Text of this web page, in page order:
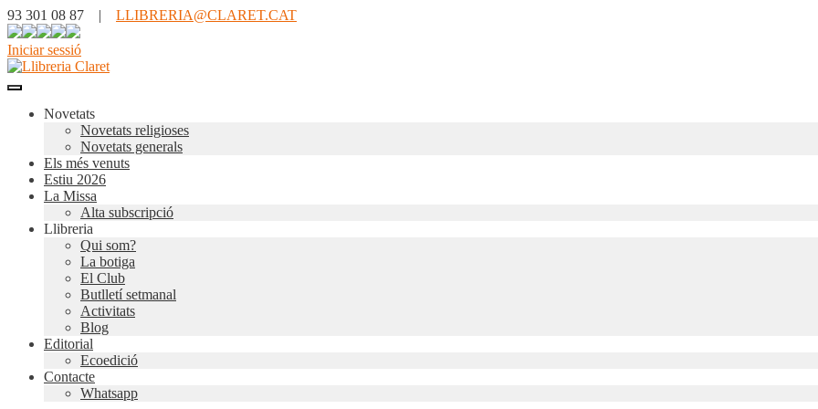
93 301 08 87 | LLIBRERIA@CLARET.CAT
Iniciar sessió
Novetats
Novetats religioses
Novetats generals
Els més venuts
Estiu 2026
La Missa
Alta subscripció
Llibreria
Qui som?
La botiga
El Club
Butlletí setmanal
Activitats
Blog
Editorial
Ecoedició
Contacte
Whatsapp